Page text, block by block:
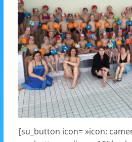
L
o
i
s
i
r
[su_button icon= »icon: